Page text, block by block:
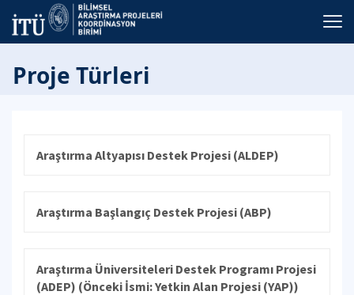
Proje Türleri
Araştırma Altyapısı Destek Projesi (ALDEP)
Araştırma Başlangıç Destek Projesi (ABP)
Araştırma Üniversiteleri Destek Programı Projesi
(ADEP) (Önceki İsmi: Yetkin Alan Projesi (YAP))